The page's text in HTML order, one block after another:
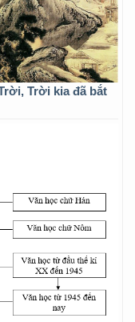
Trời kia đã bắt